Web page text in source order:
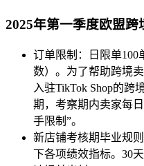
2025年第一季度欧盟
订单限制：日限单100
数）。为了帮助跨境
入驻TikTok Shop的跨
期，考察期内卖家每
手限制”。
新店铺考核期毕业规
下各项绩效指标。30